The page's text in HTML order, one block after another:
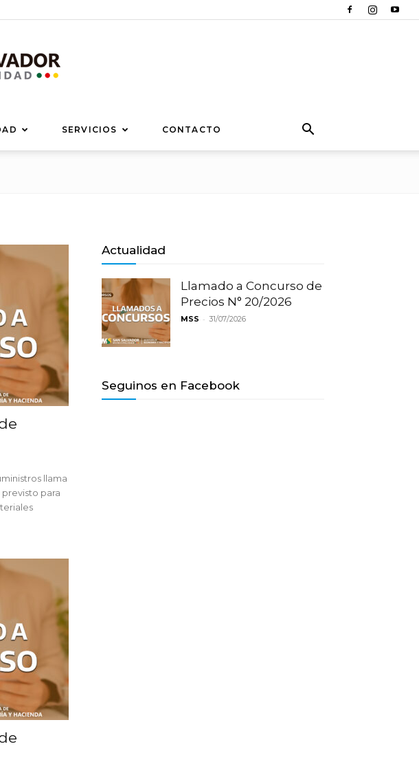
SERVICIOS CONTACTO
llama
previsto para
Actualidad
Llamado a Concurso de
Precios N° 20/2026
MSS - 31/07/2026
Seguinos en Facebook